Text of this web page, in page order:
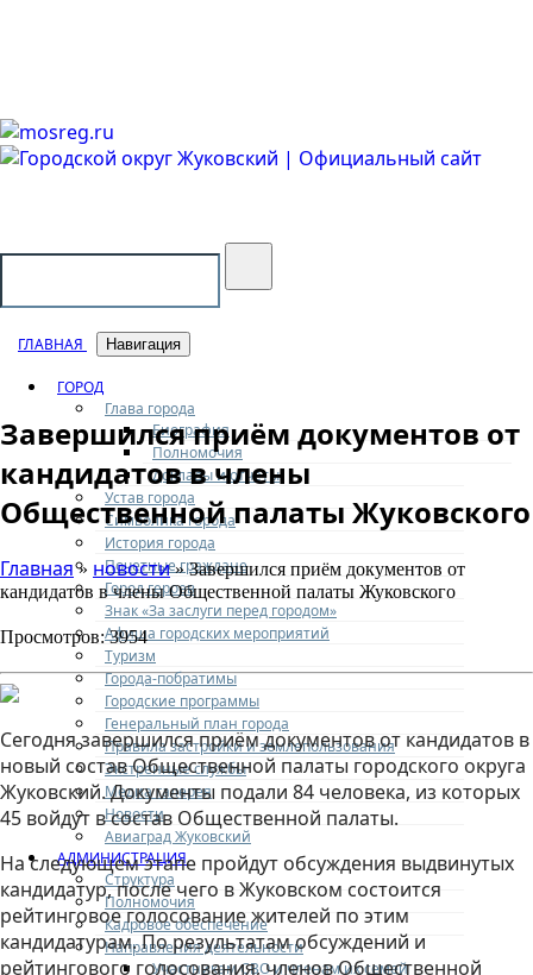
ГЛАВНАЯ Навигация
ГОРОД
Глава города
Биография
Полномочия
Доклады и отчеты
Устав города
Символика города
История города
Почетные граждане
Город героев
Знак «За заслуги перед городом»
Афиша городских мероприятий
Туризм
Города-побратимы
Городские программы
Генеральный план города
Правила застройки и землепользования
Экстренные службы
Медиа галерея
Новости
Авиаград Жуковский
АДМИНИСТРАЦИЯ
Структура
Полномочия
Кадровое обеспечение
Направления деятельности
Участникам СВО и членам их семей
Завершился приём документов от
кандидатов в члены
Общественной палаты Жуковского
Главная» новости» Завершился приём документов от
кандидатов в члены Общественной палаты Жуковского
Просмотров: 3954
Сегодня завершился приём документов от кандидатов в
новый состав Общественной палаты городского округа
Жуковский. Документы подали 84 человека, из которых
45 войдут в состав Общественной палаты.
На следующем этапе пройдут обсуждения выдвинутых
кандидатур, после чего в Жуковском состоится
рейтинговое голосование жителей по этим
кандидатурам. По результатам обсуждений и
рейтингового голосования, членов Общественной